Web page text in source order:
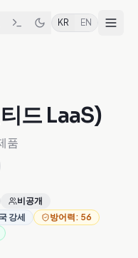
KR EN
드 LaaS)
품
비공개
강세 방어력: 56